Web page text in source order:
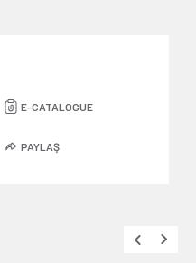
E-CATALOGUE
PAYLAŞ